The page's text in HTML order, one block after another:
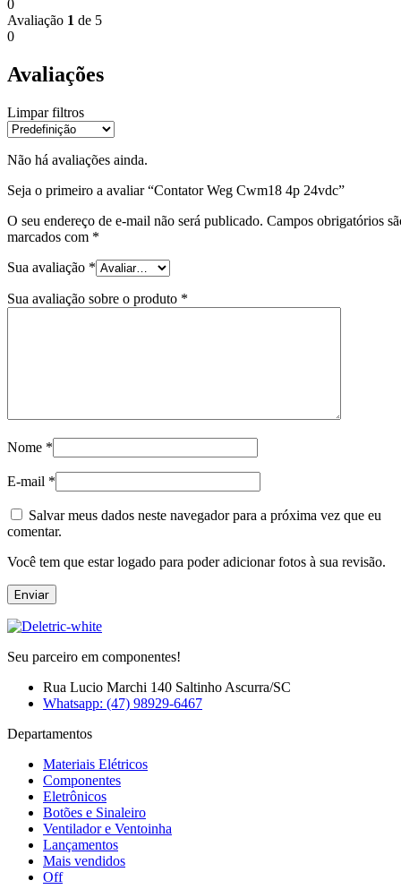
0
Avaliação 1 de 5
0
Avaliações
Limpar filtros
Não há avaliações ainda.
Seja o primeiro a avaliar “Contator Weg Cwm18 4p 24vdc”
O seu endereço de e-mail não será publicado. Campos obrigatórios
marcados com *
Sua avaliação *
Sua avaliação sobre o produto *
Nome *
E-mail *
Salvar meus dados neste navegador para a próxima vez que eu
comentar.
Você tem que estar logado para poder adicionar fotos à sua revisão.
Seu parceiro em componentes!
Rua Lucio Marchi 140 Saltinho Ascurra/SC
Whatsapp: (47) 98929-6467
Departamentos
Materiais Elétricos
Componentes
Eletrônicos
Botões e Sinaleiro
Ventilador e Ventoinha
Lançamentos
Mais vendidos
Off